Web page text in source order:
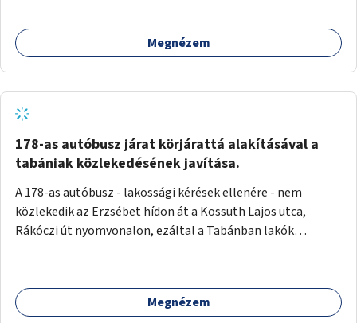
Megnézem
178-as autóbusz járat körjárattá alakításával a
tabániak közlekedésének javítása.
A 178-as autóbusz - lakossági kérések ellenére - nem
közlekedik az Erzsébet hídon át a Kossuth Lajos utca,
Rákóczi út nyomvonalon, ezáltal a Tabánban lakók
járattal feljutni a Naphegyre, ahol iskola és óvoda is van a
körzetben élők számára. Megoldás lenne, ha a 178-as
Megnézem